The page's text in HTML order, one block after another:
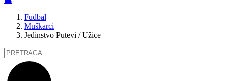
Fudbal
Muškarci
Jedinstvo Putevi / Užice